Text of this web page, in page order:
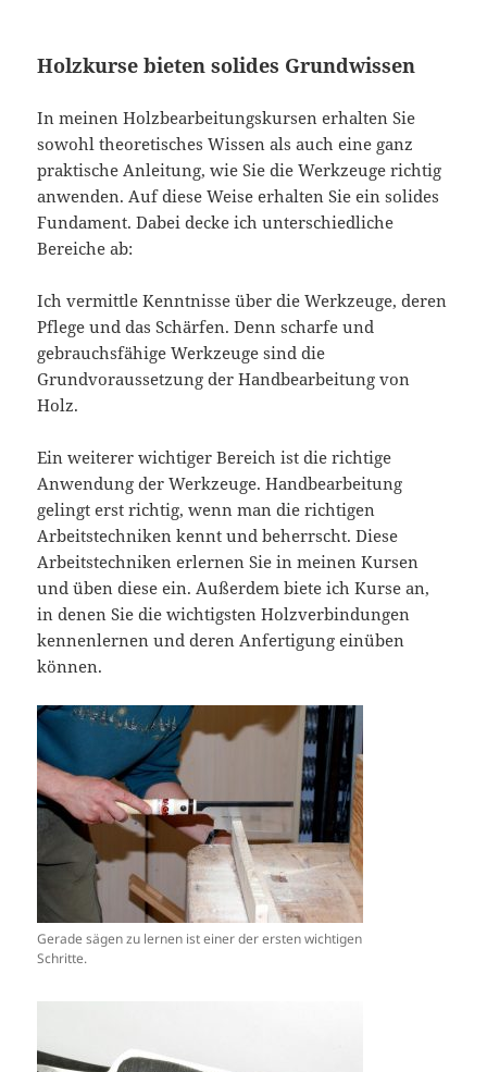
Holzkurse bieten solides Grundwissen
In meinen Holzbearbeitungskursen erhalten Sie
sowohl theoretisches Wissen als auch eine ganz
praktische Anleitung, wie Sie die Werkzeuge richtig
anwenden. Auf diese Weise erhalten Sie ein solides
Fundament. Dabei decke ich unterschiedliche
Bereiche ab:
Ich vermittle Kenntnisse über die Werkzeuge, deren
Pflege und das Schärfen. Denn scharfe und
gebrauchsfähige Werkzeuge sind die
Grundvoraussetzung der Handbearbeitung von
Holz.
Ein weiterer wichtiger Bereich ist die richtige
Anwendung der Werkzeuge. Handbearbeitung
gelingt erst richtig, wenn man die richtigen
Arbeitstechniken kennt und beherrscht. Diese
Arbeitstechniken erlernen Sie in meinen Kursen
und üben diese ein. Außerdem biete ich Kurse an,
in denen Sie die wichtigsten Holzverbindungen
kennenlernen und deren Anfertigung einüben
können.
Gerade sägen zu lernen ist einer der ersten wichtigen
Schritte.